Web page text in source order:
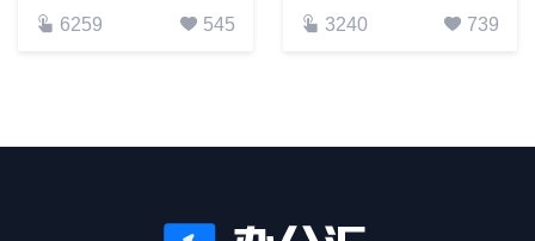
6259 545 3240 739